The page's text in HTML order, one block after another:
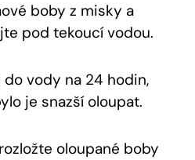
boby z misky a⁢
pod tekoucí vodou.
vody na ⁤24 hodin,
je‍ snazší oloupat.
oloupané boby